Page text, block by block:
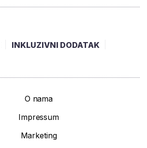
INKLUZIVNI DODATAK
O nama
Impressum
Marketing